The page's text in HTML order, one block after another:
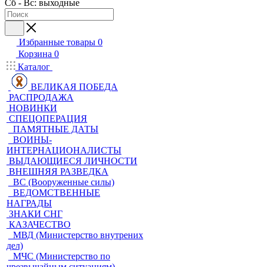
Сб - Вс: выходные
Избранные товары 0
Корзина 0
Каталог
ВЕЛИКАЯ ПОБЕДА
РАСПРОДАЖА
НОВИНКИ
СПЕЦОПЕРАЦИЯ
ПАМЯТНЫЕ ДАТЫ
ВОИНЫ-
ИНТЕРНАЦИОНАЛИСТЫ
ВЫДАЮЩИЕСЯ ЛИЧНОСТИ
ВНЕШНЯЯ РАЗВЕДКА
ВС (Вооруженные силы)
ВЕДОМСТВЕННЫЕ
НАГРАДЫ
ЗНАКИ СНГ
КАЗАЧЕСТВО
МВД (Министерство внутрених
дел)
МЧС (Министерство по